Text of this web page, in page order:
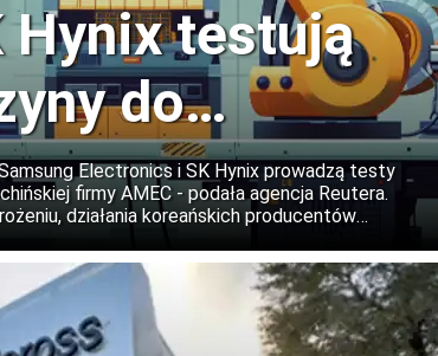
Hynix testują
do
Electronics i SK Hynix prowadzą testy
firmy AMEC - podała agencja Reutera.
działania koreańskich producentów